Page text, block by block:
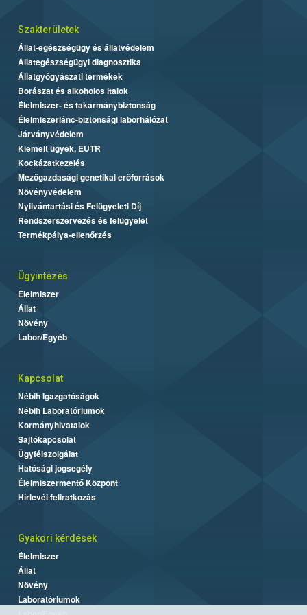
Szakterületek
Állat-egészségügy és állatvédelem
Állategészségügyi diagnosztika
Állatgyógyászati termékek
Borászat és alkoholos italok
Élelmiszer- és takarmánybiztonság
Élelmiszerlánc-biztonsági laborhálózat
Járványvédelem
Kiemelt ügyek, EUTR
Kockázatkezelés
Mezőgazdasági genetikai erőforrások
Növényvédelem
Nyilvántartási és Felügyeleti Díj
Rendszerszervezés és felügyelet
Termékpálya-ellenőrzés
Ügyintézés
Élelmiszer
Állat
Növény
Labor/Egyéb
Kapcsolat
Nébih Igazgatóságok
Nébih Laboratóriumok
Kormányhivatalok
Sajtókapcsolat
Ügyfélszolgálat
Hatósági jogsegély
Élelmiszermentő Központ
Hírlevél feliratkozás
Gyakori kérdések
Élelmiszer
Állat
Növény
Laboratóriumok